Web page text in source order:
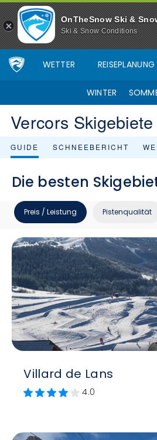
OnTheSnow Ski &
Ski & Snow Conditions
WETTER REISEPLANUNG
WINTER
Vercors Skigebiete
GUIDE SCHNEEBERICHT
Die besten
Preis / Leistung Pistenqualität
Villard de Lans
4.0